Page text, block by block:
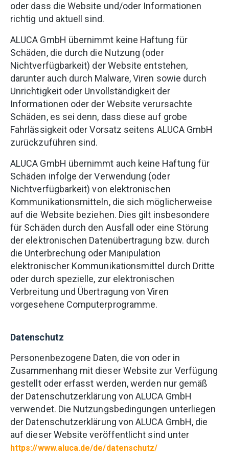
oder dass die Website und/oder Informationen
richtig und aktuell sind.
ALUCA GmbH übernimmt keine Haftung für
Schäden, die durch die Nutzung (oder
Nichtverfügbarkeit) der Website entstehen,
darunter auch durch Malware, Viren sowie durch
Unrichtigkeit oder Unvollständigkeit der
Informationen oder der Website verursachte
Schäden, es sei denn, dass diese auf grobe
Fahrlässigkeit oder Vorsatz seitens ALUCA GmbH
zurückzuführen sind.
ALUCA GmbH übernimmt auch keine Haftung für
Schäden infolge der Verwendung (oder
Nichtverfügbarkeit) von elektronischen
Kommunikationsmitteln, die sich möglicherweise
auf die Website beziehen. Dies gilt insbesondere
für Schäden durch den Ausfall oder eine Störung
der elektronischen Datenübertragung bzw. durch
die Unterbrechung oder Manipulation
elektronischer Kommunikationsmittel durch Dritte
oder durch spezielle, zur elektronischen
Verbreitung und Übertragung von Viren
vorgesehene Computerprogramme.
Datenschutz
Personenbezogene Daten, die von oder in
Zusammenhang mit dieser Website zur Verfügung
gestellt oder erfasst werden, werden nur gemäß
der Datenschutzerklärung von ALUCA GmbH
verwendet. Die Nutzungsbedingungen unterliegen
der Datenschutzerklärung von ALUCA GmbH, die
auf dieser Website veröffentlicht sind unter
https://www.aluca.de/de/datenschutz/